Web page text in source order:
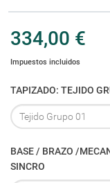
334,00 €
Impuestos incluidos
TAPIZADO:
BASE / BRAZO /MECANISMO: NYLON
SINCRO